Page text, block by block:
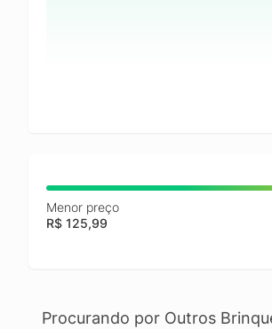
Menor preço
R$ 125,99
Procurando por Outros